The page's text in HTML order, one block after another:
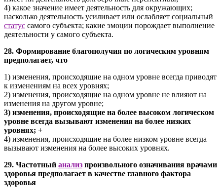
4) какое значение имеет деятельность для окружающих;
насколько деятельность усиливает или ослабляет социальный
статус самого субъекта; какие эмоции порождает выполнение
деятельности у самого субъекта.
28. Формирование благополучия по логическим уровням
предполагает, что
1) изменения, происходящие на одном уровне всегда приводят
к изменениям на всех уровнях;
2) изменения, происходящие на одном уровне не влияют на
изменения на другом уровне;
3) изменения, происходящие на более высоком логическом
уровне всегда вызывают изменения на более низких
уровнях; +
4) изменения, происходящие на более низком уровне всегда
вызывают изменения на более высоких уровнях.
29. Частотный анализ произвольного означивания врачами
здоровья предполагает в качестве главного фактора
здоровья